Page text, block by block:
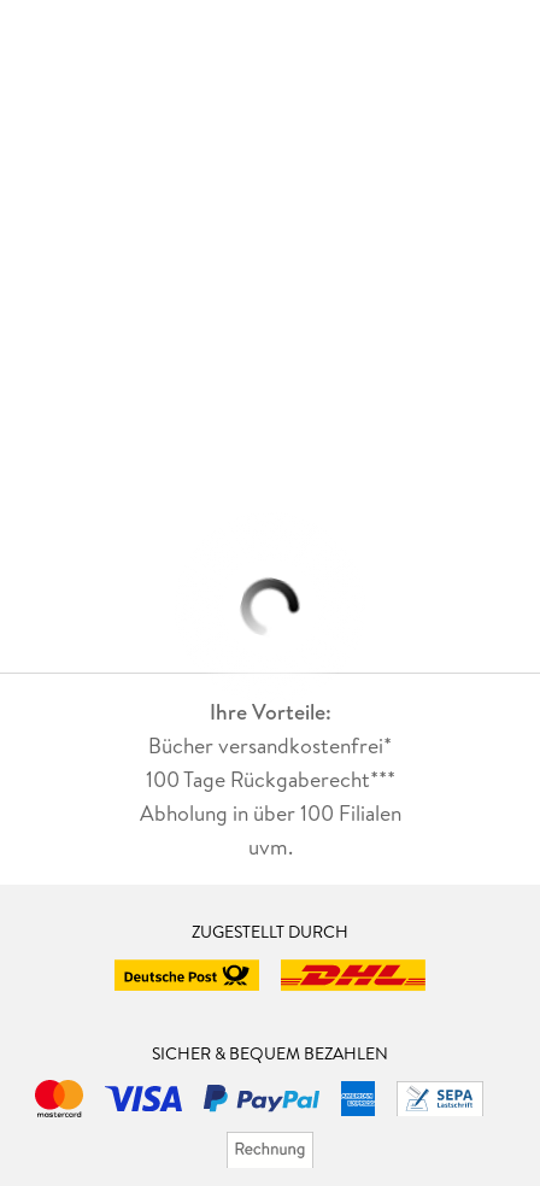
Ihre Vorteile:
Bücher versandkostenfrei*
100 Tage Rückgaberecht***
Abholung in über 100 Filialen
uvm.
ZUGESTELLT DURCH
SICHER & BEQUEM BEZAHLEN